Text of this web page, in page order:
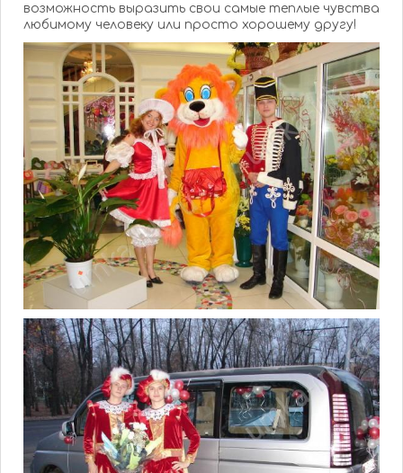
возможность выразить свои самые теплые чувства
любимому человеку или просто хорошему другу!